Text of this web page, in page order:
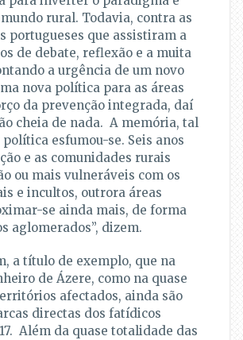
rural. Todavia, contra as
portugueses que assistiram a
de debate, reflexão e a muita
a urgência de um novo
nova política para as áreas
da prevenção integrada, daí
cheia de nada. A memória, tal
esfumou-se. Seis anos
e as comunidades rurais
ou mais vulneráveis com os
e incultos, outrora áreas
se ainda mais, de forma
aglomerados”, dizem.
a título de exemplo, que na
de Ázere, como na quase
afectados, ainda são
directas dos fatídicos
Além da quase totalidade das